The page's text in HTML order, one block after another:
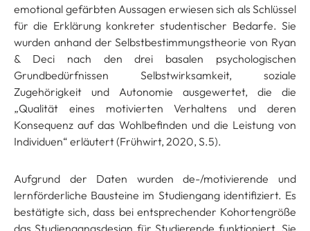
emotional gefärbten Aussagen erwiesen sich als Schlüssel
für die Erklärung konkreter studentischer Bedarfe. Sie
wurden anhand der Selbstbestimmungstheorie von Ryan
& Deci nach den drei basalen psychologischen
Grundbedürfnissen Selbstwirksamkeit, soziale
Zugehörigkeit und Autonomie ausgewertet, die die
„Qualität eines motivierten Verhaltens und deren
Konsequenz auf das Wohlbefinden und die Leistung von
Individuen“ erläutert (Frühwirt, 2020, S.5).
Aufgrund der Daten wurden de-/motivierende und
lernförderliche Bausteine im Studiengang identifiziert. Es
bestätigte sich, dass bei entsprechender Kohortengröße
das Studiengangsdesign für Studierende funktioniert. Sie